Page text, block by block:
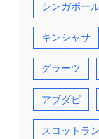
シンガポー
キンシャサ
グラーツ
アブダビ
スコットラ